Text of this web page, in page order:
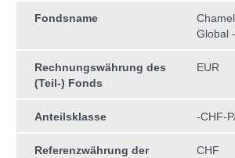
Fondsname
Global
Rechnungswährung des
(Teil-) Fonds
EUR
Anteilsklasse -CHF-
Referenzwährung der
CHF